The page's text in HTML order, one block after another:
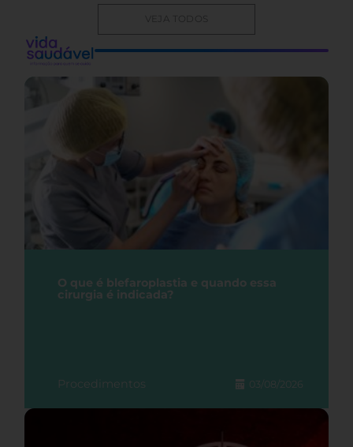
VEJA TODOS
O que é blefaroplastia e quando essa
cirurgia é indicada?
Procedimentos 03/08/2026